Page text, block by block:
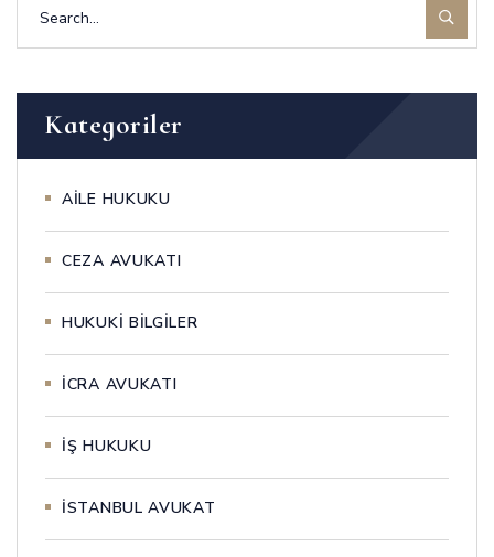
Kategoriler
AİLE HUKUKU
CEZA AVUKATI
HUKUKİ BİLGİLER
İCRA AVUKATI
İŞ HUKUKU
İSTANBUL AVUKAT